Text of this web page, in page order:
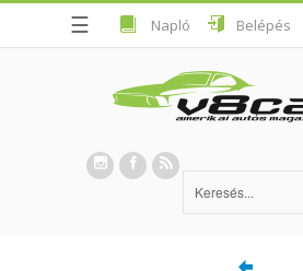
☰ Napló Belépés